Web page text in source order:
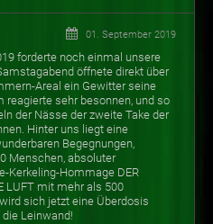
01. September 2019
forderte noch einmal unsere
öffnete direkt über
Areal ein Gewitter seine
reagierte sehr besonnen, und so
der Nässe der zweite Take der
Hinter uns liegt eine
Begegnungen,
Menschen, absoluter
Kerkeling-Hommage DER
LUFT mit mehr als 500
sich jetzt eine Überdosis
Leinwand!